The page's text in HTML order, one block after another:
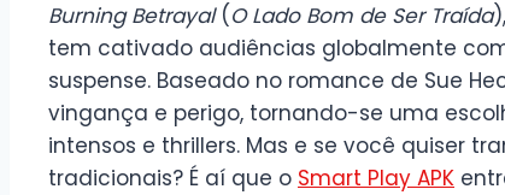
Burning Betrayal(O Lado Bom de Ser Traída
tem cativado audiências globalmente
suspense. Baseado no romance de Sue
vingança e perigo, tornando-se uma
intensos e thrillers. Mas e se você quiser
tradicionais? É aí que o Smart Play APK